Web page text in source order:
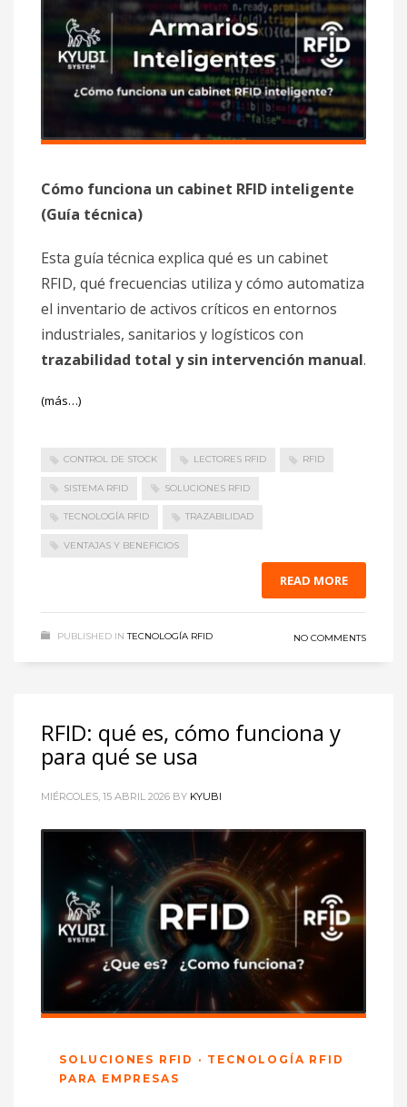
Cómo funciona un cabinet RFID inteligente
(Guía técnica)
Esta guía técnica explica qué es un cabinet
RFID, qué frecuencias utiliza y cómo automatiza
el inventario de activos críticos en entornos
industriales, sanitarios y logísticos con
trazabilidad total y sin intervención manual.
(más…)
CONTROL DE STOCK LECTORES RFID RFID
SISTEMA RFID SOLUCIONES RFID
TECNOLOGÍA RFID TRAZABILIDAD
VENTAJAS Y BENEFICIOS
READ MORE
PUBLISHED IN TECNOLOGÍA RFID NO COMMENTS
RFID: qué es, cómo funciona y
para qué se usa
MIÉRCOLES, 15 ABRIL 2026 BY KYUBI
SOLUCIONES RFID · TECNOLOGÍA RFID
PARA EMPRESAS